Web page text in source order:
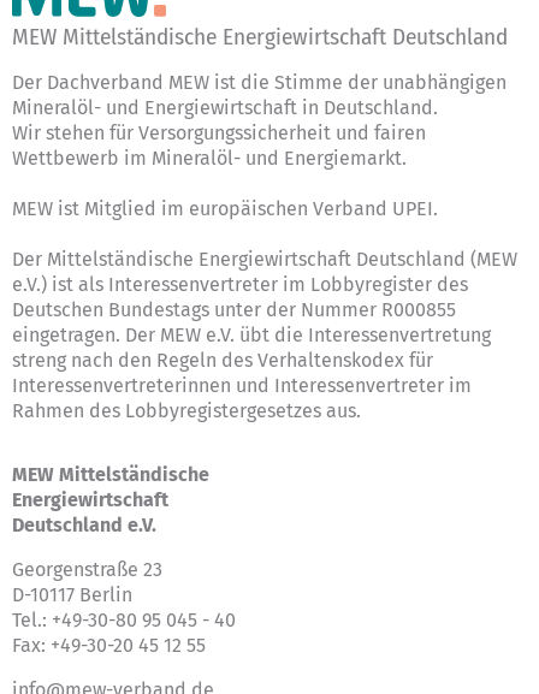
MEW Mittelständische Energiewirtschaft Deutschland
Der Dachverband MEW ist die Stimme der unabhängigen
Mineralöl- und Energiewirtschaft in Deutschland.
Wir stehen für Versorgungssicherheit und fairen
Wettbewerb im Mineralöl- und Energiemarkt.
MEW ist Mitglied im europäischen Verband UPEI.
Der Mittelständische Energiewirtschaft Deutschland (MEW
e.V.) ist als Interessenvertreter im Lobbyregister des
Deutschen Bundestags unter der Nummer R000855
eingetragen. Der MEW e.V. übt die Interessenvertretung
streng nach den Regeln des Verhaltenskodex für
Interessenvertreterinnen und Interessenvertreter im
Rahmen des Lobbyregistergesetzes aus.
MEW Mittelständische
Energiewirtschaft
Deutschland e.V.
Georgenstraße 23
D-10117 Berlin
Tel.: +49-30-80 95 045 - 40
Fax: +49-30-20 45 12 55